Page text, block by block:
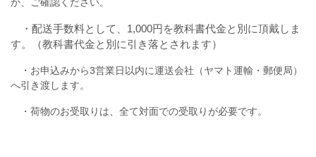
・配送手数料として、1,000円を教科書代金と別に頂戴しま
す。（教科書代金と別に引き落とされます）
・お申込みから3営業日以内に運送会社（ヤマト運輸・郵便局）
へ引き渡します。
・荷物のお受取りは、全て対面での受取りが必要です。